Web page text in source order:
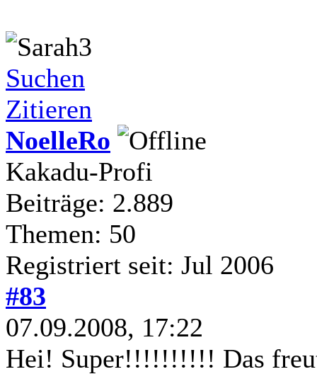
Suchen
Zitieren
NoelleRo
Kakadu-Profi
Beiträge: 2.889
Themen: 50
Registriert seit: Jul 2006
#83
07.09.2008, 17:22
Hei! Super!!!!!!!!!! Das